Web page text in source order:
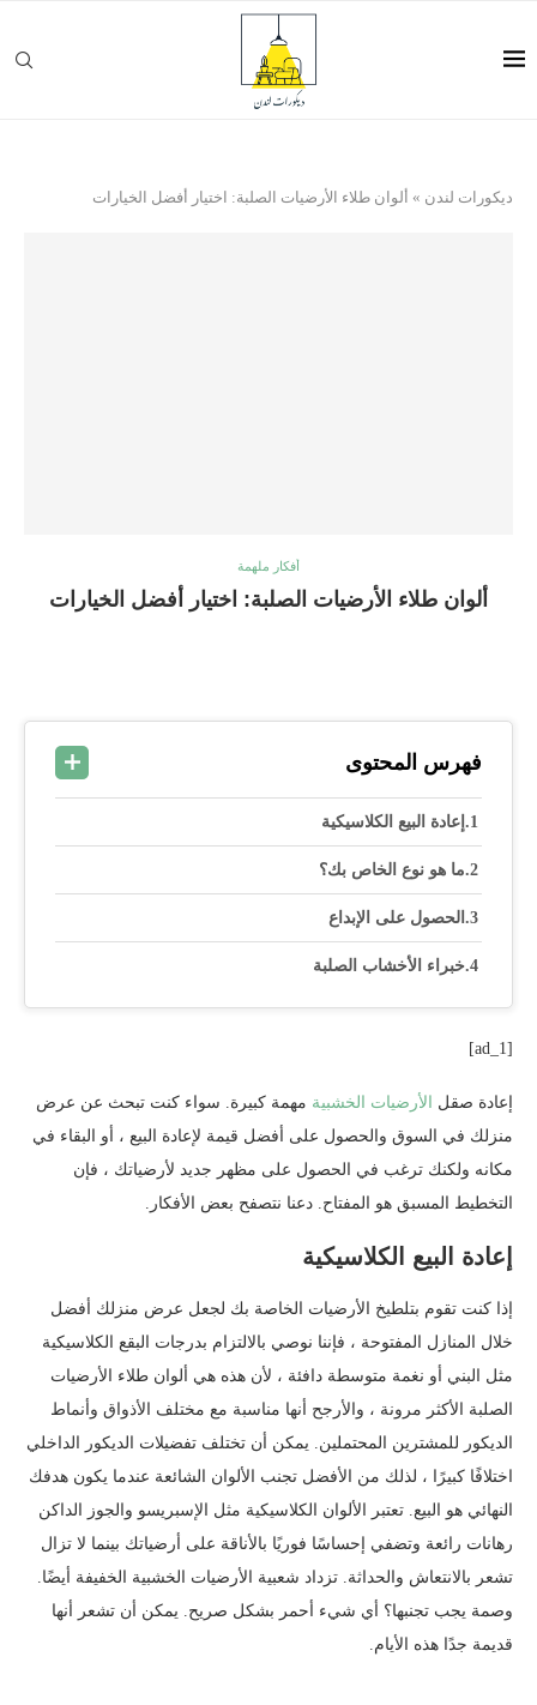
ديكورات لندن » ألوان طلاء الأرضيات الصلبة: اختيار أفضل الخيارات
أفكار ملهمة
ألوان طلاء الأرضيات الصلبة: اختيار أفضل الخيارات
فهرس المحتوى
إعادة البيع الكلاسيكية
ما هو نوع الخاص بك؟
الحصول على الإبداع
خبراء الأخشاب الصلبة
[ad_1]
إعادة صقل الأرضيات الخشبية مهمة كبيرة. سواء كنت تبحث عن عرض
منزلك في السوق والحصول على أفضل قيمة لإعادة البيع ، أو البقاء في
مكانه ولكنك ترغب في الحصول على مظهر جديد لأرضياتك ، فإن
التخطيط المسبق هو المفتاح. دعنا نتصفح بعض الأفكار.
إعادة البيع الكلاسيكية
إذا كنت تقوم بتلطيخ الأرضيات الخاصة بك لجعل عرض منزلك أفضل
خلال المنازل المفتوحة ، فإننا نوصي بالالتزام بدرجات البقع الكلاسيكية
مثل البني أو نغمة متوسطة دافئة ، لأن هذه هي ألوان طلاء الأرضيات
الصلبة الأكثر مرونة ، والأرجح أنها مناسبة مع مختلف الأذواق وأنماط
الديكور للمشترين المحتملين. يمكن أن تختلف تفضيلات الديكور الداخلي
اختلافًا كبيرًا ، لذلك من الأفضل تجنب الألوان الشائعة عندما يكون هدفك
النهائي هو البيع. تعتبر الألوان الكلاسيكية مثل الإسبريسو والجوز الداكن
رهانات رائعة وتضفي إحساسًا فوريًا بالأناقة على أرضياتك بينما لا تزال
تشعر بالانتعاش والحداثة. تزداد شعبية الأرضيات الخشبية الخفيفة أيضًا.
وصمة يجب تجنبها؟ أي شيء أحمر بشكل صريح. يمكن أن تشعر أنها
قديمة جدًا هذه الأيام.